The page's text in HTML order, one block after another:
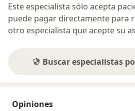
Este especialista sólo acepta
puede pagar directamente para
otro especialista que acepte su
Buscar especialistas
Opiniones